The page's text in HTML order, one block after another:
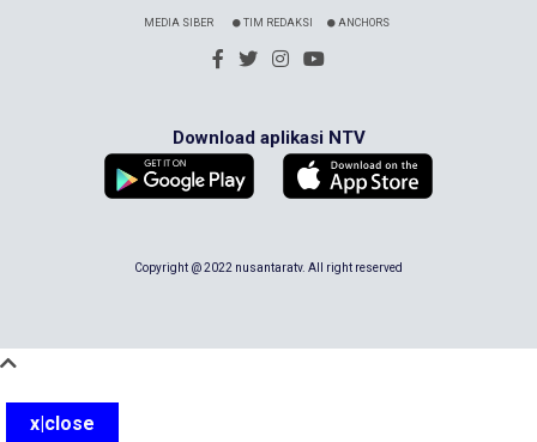
MEDIA SIBER TIM REDAKSI ANCHORS
Download aplikasi NTV
Copyright @ 2022 nusantaratv. All right reserved
x|close